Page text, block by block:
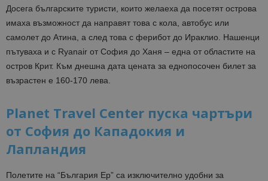
Досега българските туристи, които желаеха да посетят острова
имаха възможност да направят това с кола, автобус или
самолет до Атина, а след това с ферибот до Ираклио. Нашенци
пътуваха и с Ryanair от София до Ханя – една от областите на
остров Крит. Към днешна дата цената за еднопосочен билет за
възрастен е 160-170 лева.
Planet Travel Center пуска чартъри
от София до Кападокия и
Лапландия
Полетите на “България Ер” са изключително удобни за